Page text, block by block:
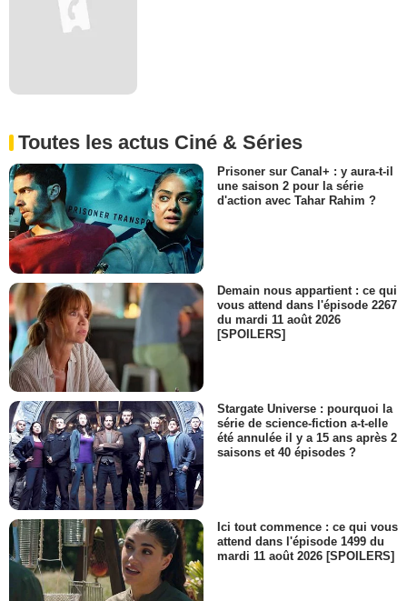
Toutes les actus Ciné & Séries
Prisoner sur Canal+ : y aura-t-il
une saison 2 pour la série
d'action avec Tahar Rahim ?
Demain nous appartient : ce qui
vous attend dans l'épisode 2267
du mardi 11 août 2026
[SPOILERS]
Stargate Universe : pourquoi la
série de science-fiction a-t-elle
été annulée il y a 15 ans après 2
saisons et 40 épisodes ?
Ici tout commence : ce qui vous
attend dans l'épisode 1499 du
mardi 11 août 2026 [SPOILERS]